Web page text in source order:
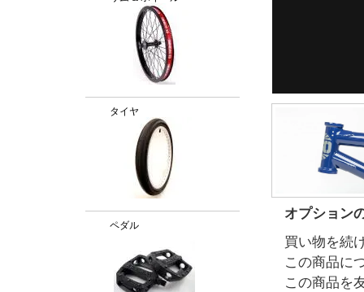
タイヤ
ペダル
オプション
買い物を続
この商品に
この商品を